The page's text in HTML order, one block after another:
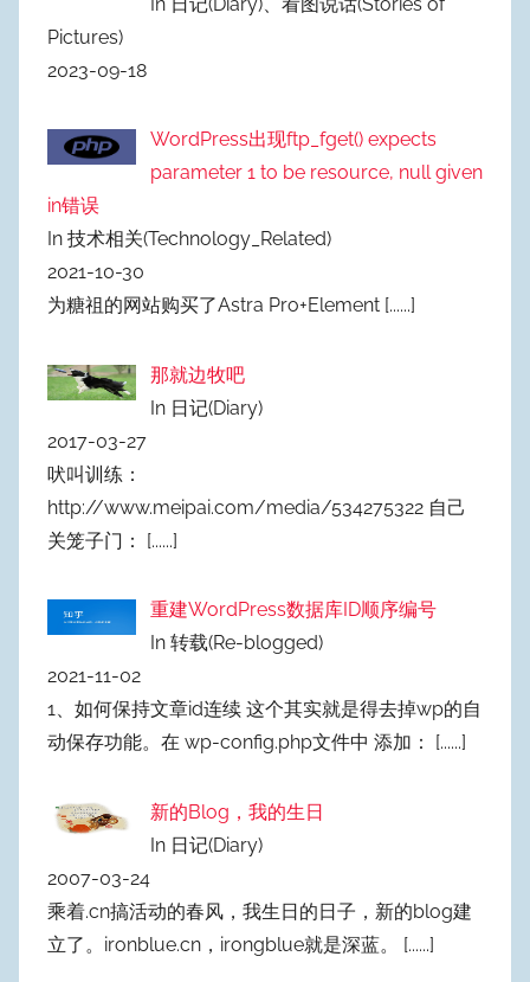
Pictures)
2023-09-18
WordPress出现ftp_fget() expects
parameter 1 to be resource, null given
in错误
In 技术相关(Technology_Related)
2021-10-30
为糖祖的网站购买了Astra Pro+Element [......]
那就边牧吧
In 日记(Diary)
2017-03-27
吠叫训练：
http://www.meipai.com/media/534275322 自己
关笼子门： [......]
重建WordPress数据库ID顺序编号
In 转载(Re-blogged)
2021-11-02
1、如何保持文章id连续 这个其实就是得去掉wp的自
动保存功能。在 wp-config.php文件中 添加： [......]
新的Blog，我的生日
In 日记(Diary)
2007-03-24
乘着.cn搞活动的春风，我生日的日子，新的blog建
立了。ironblue.cn，irongblue就是深蓝。 [......]